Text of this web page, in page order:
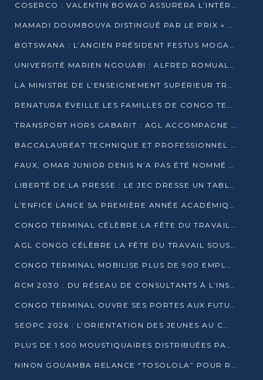
COSERCO : VALENTIN BOWAO ASSURERA L’INTÉRIM À LA TÊTE DU BUREAU EXÉCUTIF NATIONAL
MAMADI DOUMBOUYA DISTINGUÉ PAR LE PRIX « SUPER GRAND BÂTISSEUR BABACAR N’DIAYE »
BOTSWANA : L’ANCIEN PRÉSIDENT FESTUS MOGAE EST MORT À 86 ANS
UNIVERSITÉ MARIEN NGOUABI : ALFRED ROMUALD NGUYA POATY SOUTIENT UNE THÈSE SUR LE PARADOXE DE LA CROISSANCE EN ZONE CEMAC
LA MINISTRE DE L’ENSEIGNEMENT SUPÉRIEUR TRACE SA FEUILLE DE ROUTE
RENATURA ÉVEILLE LES FAMILLES DE CONGO TERMINAL À LA PROTECTION DE L’ENVIRONNEMENT
TRANSPORT HORS GABARIT : AGL ACCOMPAGNE LE DÉVELOPPEMENT DU SECTEUR BRASSICOLE AU CONGO
BACCALAURÉAT TECHNIQUE ET PROFESSIONNEL : 16 352 CANDIDATS LANCÉS DANS LES ÉPREUVES D’EPS
FAUX, OMAR JUNIOR DENIS N’A PAS ÉTÉ NOMMÉ AIDE DE CAMP ADJOINT DE DENIS SASSOU NGUESSO
LIBERTÉ DE LA PRESSE : LE JEC DRESSE UN TABLEAU PRÉOCCUPANT AU CONGO
L’ENFICE LANCE SA PREMIÈRE ANNÉE ACADÉMIQUE AVEC 100 FUTURS ENSEIGNANTS
CONGO TERMINAL CÉLÈBRE LA FÊTE DU TRAVAIL AVEC SES COLLABORATEURS À POINTE-NOIRE
AGL CONGO CÉLÈBRE LA FÊTE DU TRAVAIL SOUS LE SIGNE DE LA COHÉSION
CONGO TERMINAL MOBILISE PLUS DE 900 EMPLOYÉS AUTOUR DE LA SÉCURITÉ AU TRAVAIL
RCM 2030 : DU RÉSEAU DE CONSULTANTS À L’INSTRUMENT DE PUISSANCE EN AFRIQUE FRANCOPHONE
CONGO TERMINAL OUVRE SES PORTES AUX FUTURS INGÉNIEURS AU FORUM DES MÉTIERS D’UCAC-ICAM
SEOPC 2026 : L’ORIENTATION DES JEUNES AU CŒUR DE LA DEUXIÈME ÉDITION
PLUS DE 1 500 MOUSTIQUAIRES DISTRIBUÉES PAR AGL ET CONGO TERMINAL DANS LA LUTTE CONTRE LE PALUDISME
NINON GOUAMBA RELANCE “TOSOLOLA” POUR RENFORCER LE DIALOGUE AVEC LES CITOYENS